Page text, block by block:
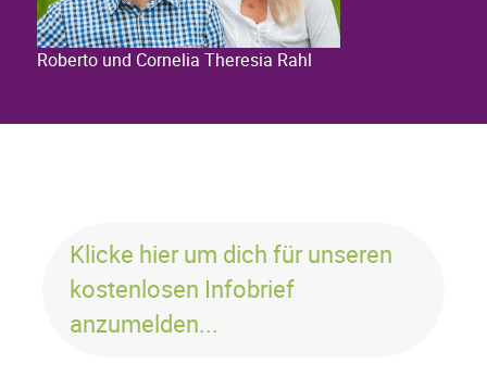
Roberto und Cornelia Theresia Rahl
Klicke hier um dich für unseren
kostenlosen Infobrief
anzumelden...